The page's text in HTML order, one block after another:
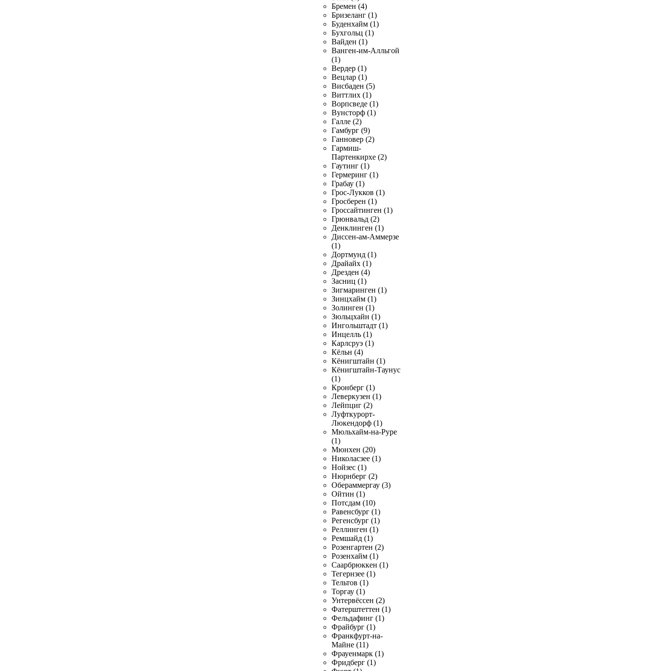
Бремен (4)
Бризеланг (1)
Буденхайм (1)
Бухгольц (1)
Вайден (1)
Ванген-им-Алльгой
(1)
Вердер (1)
Вецлар (1)
Висбаден (5)
Виттлих (1)
Ворпсведе (1)
Вунсторф (1)
Галле (2)
Гамбург (9)
Ганновер (2)
Гармиш-
Партенкирхе (2)
Гаутинг (1)
Гермеринг (1)
Грабау (1)
Грос-Лукков (1)
Гросберен (1)
Гроссайтинген (1)
Грюнвальд (2)
Денклинген (1)
Диссен-ам-Аммерзе
(1)
Дортмунд (1)
Драйайх (1)
Дрезден (4)
Засниц (1)
Зигмаринген (1)
Зинцхайм (1)
Золинген (1)
Зюльцхайн (1)
Ингольштадт (1)
Инцелль (1)
Карлсруэ (1)
Кёльн (4)
Кёнигштайн (1)
Кёнигштайн-Таунус
(1)
Кронберг (1)
Леверкузен (1)
Лейпциг (2)
Луфткурорт-
Люкендорф (1)
Мюльхайм-на-Руре
(1)
Мюнхен (20)
Николасзее (1)
Нойзес (1)
Нюрнберг (2)
Обераммергау (3)
Ойтин (1)
Потсдам (10)
Равенсбург (1)
Регенсбург (1)
Реллинген (1)
Ремшайд (1)
Розенгартен (2)
Розенхайм (1)
Саарбрюккен (1)
Тегернзее (1)
Тельтов (1)
Торгау (1)
Унтервёссен (2)
Фатерштеттен (1)
Фельдафинг (1)
Фрайбург (1)
Франкфурт-на-
Майне (11)
Фрауенмарк (1)
Фридберг (1)